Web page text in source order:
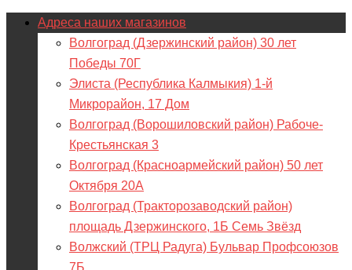
Адреса наших магазинов
Волгоград (Дзержинский район) 30 лет
Победы 70Г
Элиста (Республика Калмыкия) 1-й
Микрорайон, 17 Дом
Волгоград (Ворошиловский район) Рабоче-
Крестьянская 3
Волгоград (Красноармейский район) 50 лет
Октября 20А
Волгоград (Тракторозаводский район)
площадь Дзержинского, 1Б Семь Звёзд
Волжский (ТРЦ Радуга) Бульвар Профсоюзов
7Б